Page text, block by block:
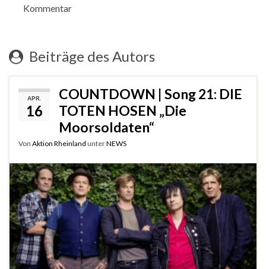
Kommentar
Beiträge des Autors
APR.
16
COUNTDOWN | Song 21: DIE
TOTEN HOSEN „Die
Moorsoldaten“
Von Aktion Rheinland unterNEWS